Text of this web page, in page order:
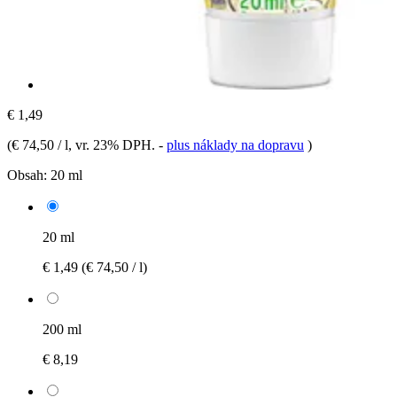
€ 1,49
(€ 74,50 / l, vr. 23% DPH. - plus náklady na dopravu )
Obsah: 20 ml
20 ml
€ 1,49 (€ 74,50 / l)
200 ml
€ 8,19